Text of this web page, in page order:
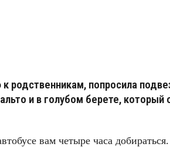
родственникам, попросила
и в голубом берете, который
вам четыре часа добираться.